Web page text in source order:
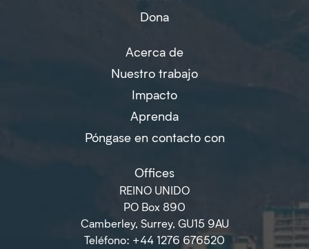
Dona
Acerca de
Nuestro trabajo
Impacto
Aprenda
Póngase en contacto con
Offices
REINO UNIDO
PO Box 890
Camberley, Surrey, GU15 9AU
Teléfono: +44 1276 676520